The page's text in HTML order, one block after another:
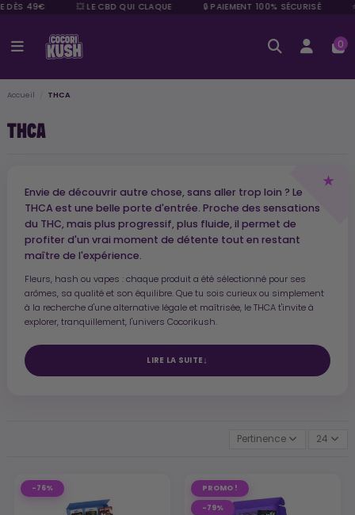
49€ 💥 LE CBD QUI CLAQUE 🔒 PAIEMENT 100% SÉCURISÉ
0
Accueil THCA
THCA
Envie de découvrir autre chose, sans aller trop loin ? Le
THCA est une belle porte d'entrée. Proche des sensations
du THC, mais plus progressif, plus fluide, il permet de
profiter d'un vrai moment de détente tout en restant
maître de l'expérience.
Fleurs, hash ou vapes : chaque produit a été sélectionné pour ses
arômes, sa qualité et son équilibre. Que tu sois curieux ou simplement
à la recherche d'une alternative légale et maîtrisée, le THCA t'invite à
explorer, tranquillement, l'univers Cocorikush.
LIRE LA SUITE
Pertinence 24
-76% PROMO !
-79%